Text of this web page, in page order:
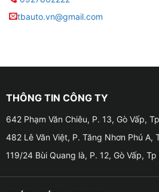
Địa chỉ lắp cảm
Tại sao cần phải kiểm tra áp
VF3 thường xuyên?
✪ Bởi vì lốp xe thường mất áp
tbauto.vn@gmail.com
THÔNG TIN CÔNG TY
642 Phạm Văn Chiêu, P. 13, Gò Vấp,
482 Lê Văn Việt, P. Tăng Nhơn Phú A,
119/24 Bùi Quang là, P. 12, Gò Vấp, Tp